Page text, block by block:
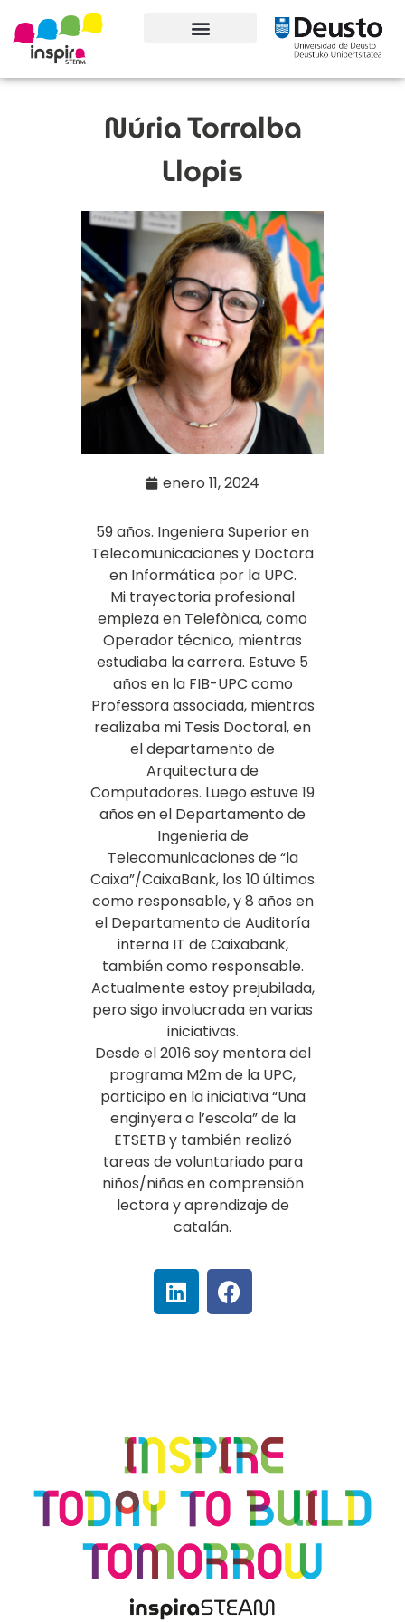
Núria Torralba
Llopis
enero 11, 2024
59 años. Ingeniera Superior en
Telecomunicaciones y Doctora
en Informática por la UPC.
Mi trayectoria profesional
empieza en Telefònica, como
Operador técnico, mientras
estudiaba la carrera. Estuve 5
años en la FIB-UPC como
Professora associada, mientras
realizaba mi Tesis Doctoral, en
el departamento de
Arquitectura de
Computadores. Luego estuve 19
años en el Departamento de
Ingenieria de
Telecomunicaciones de “la
Caixa”/CaixaBank, los 10 últimos
como responsable, y 8 años en
el Departamento de Auditoría
interna IT de Caixabank,
también como responsable.
Actualmente estoy prejubilada,
pero sigo involucrada en varias
iniciativas.
Desde el 2016 soy mentora del
programa M2m de la UPC,
participo en la iniciativa “Una
enginyera a l’escola” de la
ETSETB y también realizó
tareas de voluntariado para
niños/niñas en comprensión
lectora y aprendizaje de
catalán.